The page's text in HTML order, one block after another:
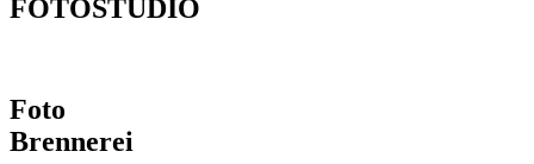
FOTOSTUDIO
Foto
Brennerei